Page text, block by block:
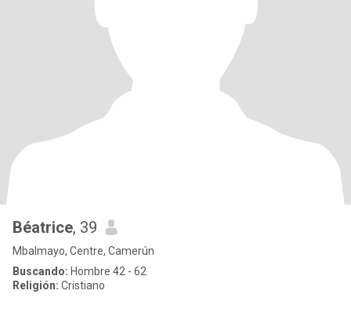
Béatrice, 39
Mbalmayo, Centre, Camerún
Buscando: Hombre 42 - 62
Religión: Cristiano